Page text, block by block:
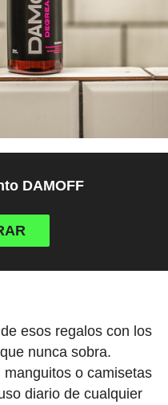
DAMOFF
esos regalos con los
nunca sobra.
o camisetas
diario de cualquier